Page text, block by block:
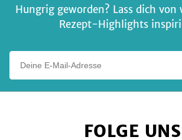
Hungrig geworden? Lass dich
Rezept-Highlights
FOLGE UNS